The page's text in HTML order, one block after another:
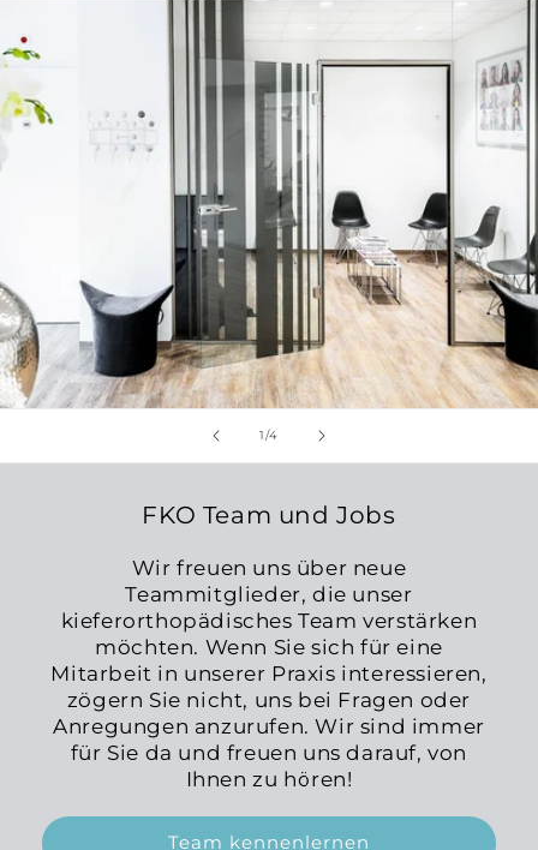
1/von
4
FKO Team und Jobs
Wir freuen uns über neue
Teammitglieder, die unser
kieferorthopädisches Team verstärken
möchten. Wenn Sie sich für eine
Mitarbeit in unserer Praxis interessieren,
zögern Sie nicht, uns bei Fragen oder
Anregungen anzurufen. Wir sind immer
für Sie da und freuen uns darauf, von
Ihnen zu hören!
Team kennenlernen